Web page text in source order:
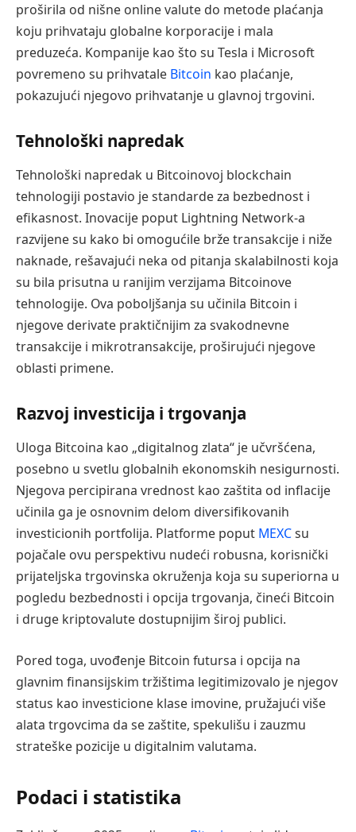
proširila od nišne online valute do metode plaćanja
koju prihvataju globalne korporacije i mala
preduzeća. Kompanije kao što su Tesla i Microsoft
povremeno su prihvatale Bitcoin kao plaćanje,
pokazujući njegovo prihvatanje u glavnoj trgovini.
Tehnološki napredak
Tehnološki napredak u Bitcoinovoj blockchain
tehnologiji postavio je standarde za bezbednost i
efikasnost. Inovacije poput Lightning Network-a
razvijene su kako bi omogućile brže transakcije i niže
naknade, rešavajući neka od pitanja skalabilnosti koja
su bila prisutna u ranijim verzijama Bitcoinove
tehnologije. Ova poboljšanja su učinila Bitcoin i
njegove derivate praktičnijim za svakodnevne
transakcije i mikrotransakcije, proširujući njegove
oblasti primene.
Razvoj investicija i trgovanja
Uloga Bitcoina kao „digitalnog zlata“ je učvršćena,
posebno u svetlu globalnih ekonomskih nesigurnosti.
Njegova percipirana vrednost kao zaštita od inflacije
učinila ga je osnovnim delom diversifikovanih
investicionih portfolija. Platforme poput MEXCsu
pojačale ovu perspektivu nudeći robusna, korisnički
prijateljska trgovinska okruženja koja su superiorna u
pogledu bezbednosti i opcija trgovanja, čineći Bitcoin
i druge kriptovalute dostupnijim široj publici.
Pored toga, uvođenje Bitcoin futursa i opcija na
glavnim finansijskim tržištima legitimizovalo je njegov
status kao investicione klase imovine, pružajući više
alata trgovcima da se zaštite, spekulišu i zauzmu
strateške pozicije u digitalnim valutama.
Podaci i statistika